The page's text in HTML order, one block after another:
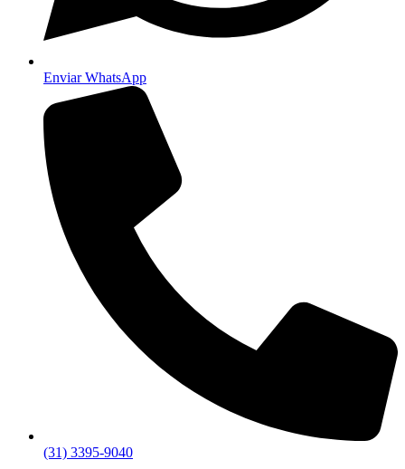
Enviar WhatsApp
(31) 3395-9040